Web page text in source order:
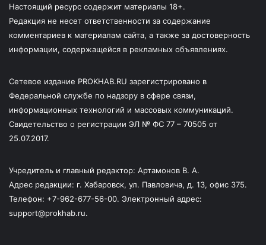
Настоящий ресурс содержит материалы 18+.
Редакция не несет ответственности за содержание
комментариев к материалам сайта, а также за достоверность
информации, содержащейся в рекламных объявлениях.
Сетевое издание PROKHAB.RU зарегистрировано в
Федеральной службе по надзору в сфере связи,
информационных технологий и массовых коммуникаций.
Свидетельство о регистрации ЭЛ № ФС 77 – 70505 от
25.07.2017.
Учредитель и главный редактор: Артамонов В. А.
Адрес редакции: г. Хабаровск, ул. Павловича, д. 13, офис 375.
Телефон: +7-962-677-56-00. Электронный адрес:
support@prokhab.ru.